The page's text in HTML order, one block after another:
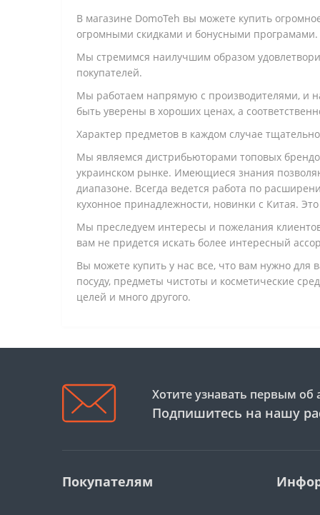
В магазине DomoTeh вы можете купить
огромными скидками и бонусными
Мы стремимся наилучшим образом
покупателей.
Мы работаем напрямую с производителями, и
быть уверены в хороших ценах, а
Характер предметов в каждом случае
Мы являемся дистрибьюторами топовых
украинском рынке. Имеющиеся знания
диапазоне. Всегда ведется работа по
кухонное принадлежности, новинки с Китая.
Мы преследуем интересы и пожелания
вам не придется искать более интересный
Вы можете купить у нас все, что вам нужно для
посуду, предметы чистоты и косметические
целей и много другого.
Хотите узнавать первым об
Подпишитесь на нашу
Покупателям